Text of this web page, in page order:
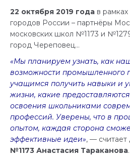
22 октября 2019 года в
городов России – партнёры
московских школ №1173 и
город Череповец…
«Мы планируем узнать, как
возможности промышленного
учащимся получить навыки и
жизни, какие
освоения школьниками
профессий. Уверены, что в
опытом, каждая сторона
эффективные идеи», — считает
№1173 Анастасия Тараканова.